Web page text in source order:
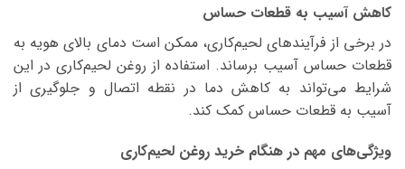
کاهش آسیب به قطعات حساس
در برخی از فرآیندهای لحیم‌کاری، ممکن است دمای بالای هویه به
قطعات حساس آسیب برساند. استفاده از روغن لحیم‌کاری در این
شرایط می‌تواند به کاهش دما در نقطه اتصال و جلوگیری از
آسیب به قطعات حساس کمک کند.
ویژگی‌های مهم در هنگام خرید روغن لحیم‌کاری